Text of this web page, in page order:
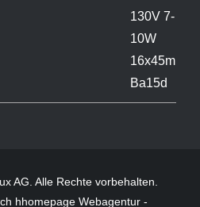
AG. Alle Rechte vorbehalten.
hhomepage Webagentur -